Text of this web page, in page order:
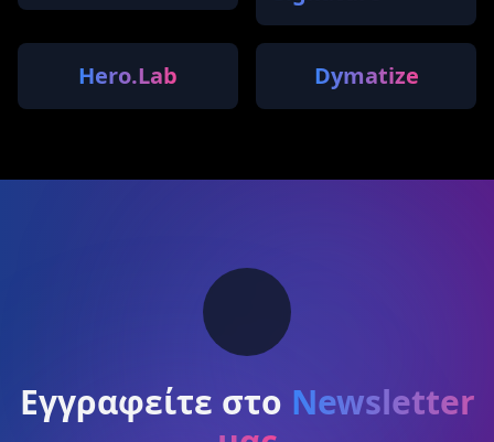
Hero.Lab Dymatize
Εγγραφείτε στο Newsletter